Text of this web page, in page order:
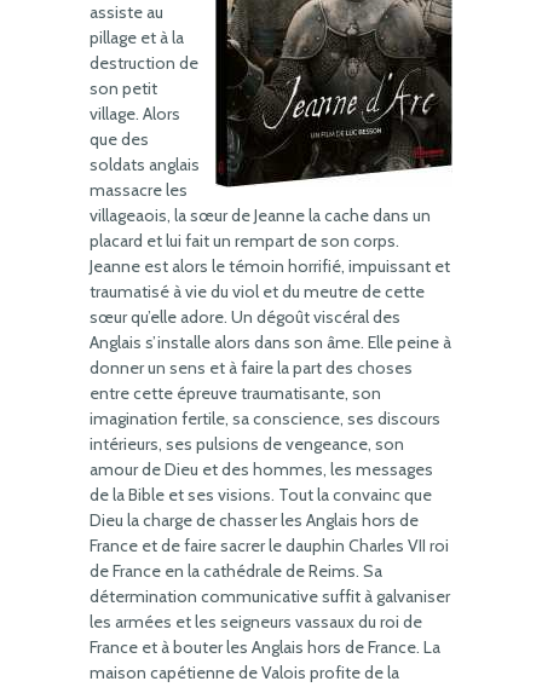
assiste au
pillage et à la
destruction de
son petit
village. Alors
que des
soldats anglais
massacre les
villageaois, la sœur de Jeanne la cache dans un
placard et lui fait un rempart de son corps.
Jeanne est alors le témoin horrifié, impuissant et
traumatisé à vie du viol et du meutre de cette
sœur qu’elle adore. Un dégoût viscéral des
Anglais s’installe alors dans son âme. Elle peine à
donner un sens et à faire la part des choses
entre cette épreuve traumatisante, son
imagination fertile, sa conscience, ses discours
intérieurs, ses pulsions de vengeance, son
amour de Dieu et des hommes, les messages
de la Bible et ses visions. Tout la convainc que
Dieu la charge de chasser les Anglais hors de
France et de faire sacrer le dauphin Charles VII roi
de France en la cathédrale de Reims. Sa
détermination communicative suffit à galvaniser
les armées et les seigneurs vassaux du roi de
France et à bouter les Anglais hors de France. La
maison capétienne de Valois profite de la